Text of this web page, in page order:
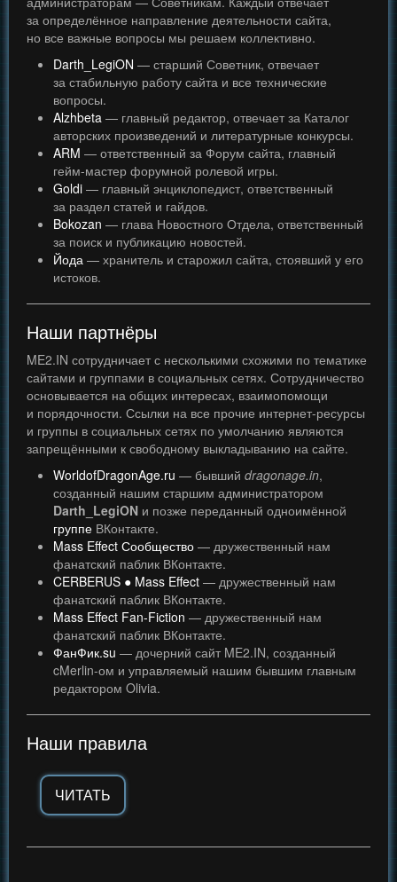
за определённое направление деятельности сайта,
но все важные вопросы мы решаем коллективно.
Darth_LegiON — старший Советник, отвечает
за стабильную работу сайта и все технические
вопросы.
Alzhbeta — главный редактор, отвечает за Каталог
авторских произведений и литературные конкурсы.
ARM — ответственный за Форум сайта, главный
гейм-мастер форумной ролевой игры.
Goldi — главный энциклопедист, ответственный
за раздел статей и гайдов.
Bokozan — глава Новостного Отдела, ответственный
за поиск и публикацию новостей.
Йода — хранитель и старожил сайта, стоявший у его
истоков.
Наши партнёры
ME2.IN сотрудничает с несколькими схожими по тематике
сайтами и группами в социальных сетях. Сотрудничество
основывается на общих интересах, взаимопомощи
и порядочности. Ссылки на все прочие интернет-ресурсы
и группы в социальных сетях по умолчанию являются
запрещёнными к свободному выкладыванию на сайте.
WorldofDragonAge.ru — бывший dragonage.in,
созданный нашим старшим администратором
Darth_LegiON и позже переданный одноимённой
группе ВКонтакте.
Mass Effect Сообщество — дружественный нам
фанатский паблик ВКонтакте.
CERBERUS ● Mass Effect — дружественный нам
фанатский паблик ВКонтакте.
Mass Effect Fan-Fiction — дружественный нам
фанатский паблик ВКонтакте.
ФанФик.su — дочерний сайт ME2.IN, созданный
cMerlin-ом и управляемый нашим бывшим главным
редактором Olivia.
Наши правила
ЧИТАТЬ